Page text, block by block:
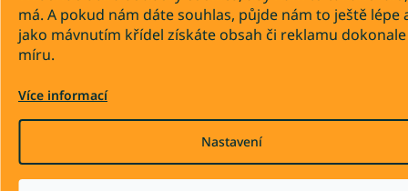
má. A pokud nám dáte souhlas, půjde nám to ještě lépe
jako mávnutím křídel získáte obsah či reklamu
míru.
Více informací
Nastavení